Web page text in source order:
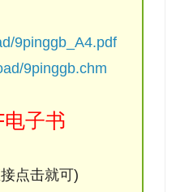
9pinggb_A4.pdf
9pinggb.chm
子书
点击就可)